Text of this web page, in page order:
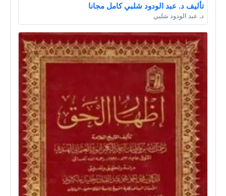
تأليف د. عبد الودود شلبي كامل مجانا
د. عبد الودود شلبي